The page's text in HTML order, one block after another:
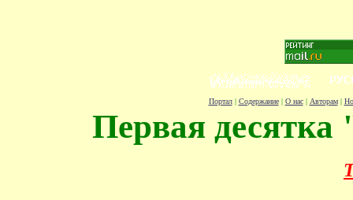
Портал| Содержание| О нас| Авторам|
Первая десятка